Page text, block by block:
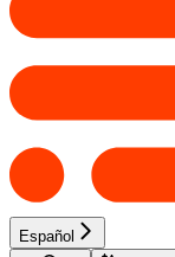
Español